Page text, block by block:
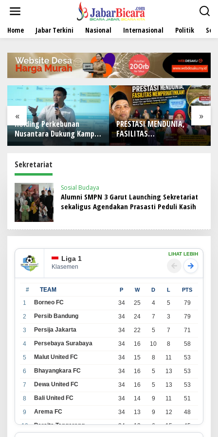
t
Home Jabar Terkini Nasional Internasional Politik
« »
Holding Perkebunan
Nusantara Dukung Kampus
Berbasis Perkebunan, Arya
Mahasiswa Angkatan
Pertama Magister ITSI
PRESTASI MENDUNIA,
FASILITAS
MEMPRIHATINKAN! Di Balik
Penjualan Seragam Ikut
Jadi Sorotan
Sekretariat
Sosial Budaya
Alumni SMPN 3 Garut Launching Sekretariat
sekaligus Agendakan Prasasti Peduli Kasih
Liga 1
Klasemen
LIHAT LEBIH
# TEAM P W D L PTS
1 Borneo FC 34 25 4 5
79
2
Persib Bandung 34 24 7 3
79
3
Persija Jakarta 34 22 5 7
71
4
Persebaya Surabaya 34 16 10 8
58
5
Malut United FC 34 15 8 11
53
6
Bhayangkara FC 34 16 5 13
53
7
Dewa United FC 34 16 5 13
53
8
Bali United FC 34 14 9 11
51
9
Arema FC 34 13 9 12
48
10
Persita Tangerang 34 13 6 15
45